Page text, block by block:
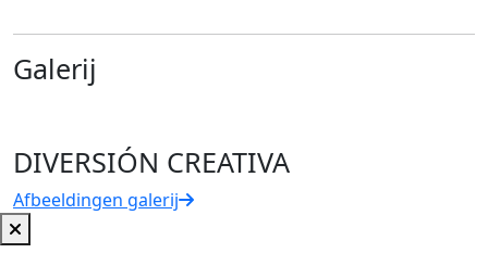
Galerij
DIVERSIÓN CREATIVA
Afbeeldingen galerij